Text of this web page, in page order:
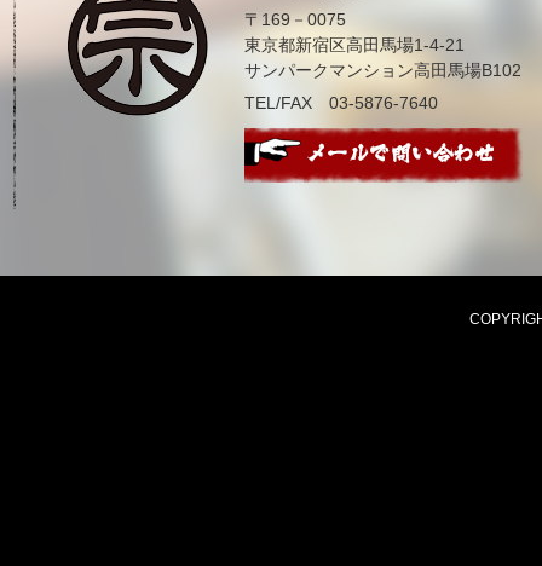
〒169－0075
東京都新宿区高田馬場1-4-21
サンパークマンション高田馬場B102
TEL/FAX 03-5876-7640